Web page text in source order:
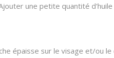
une petite quantité
épaisse sur le visage et/ou le